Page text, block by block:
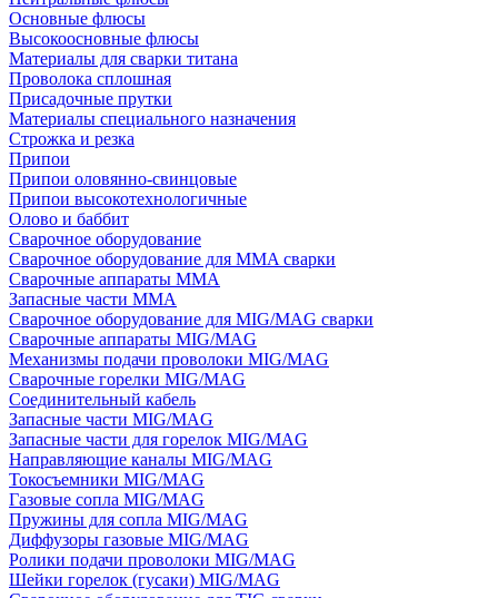
Основные флюсы
Высокоосновные флюсы
Материалы для сварки титана
Проволока сплошная
Присадочные прутки
Материалы специального назначения
Строжка и резка
Припои
Припои оловянно-свинцовые
Припои высокотехнологичные
Олово и баббит
Сварочное оборудование
Сварочное оборудование для MMA сварки
Сварочные аппараты MMA
Запасные части MMA
Сварочное оборудование для MIG/MAG сварки
Сварочные аппараты MIG/MAG
Механизмы подачи проволоки MIG/MAG
Сварочные горелки MIG/MAG
Соединительный кабель
Запасные части MIG/MAG
Запасные части для горелок MIG/MAG
Направляющие каналы MIG/MAG
Токосъемники MIG/MAG
Газовые сопла MIG/MAG
Пружины для сопла MIG/MAG
Диффузоры газовые MIG/MAG
Ролики подачи проволоки MIG/MAG
Шейки горелок (гусаки) MIG/MAG